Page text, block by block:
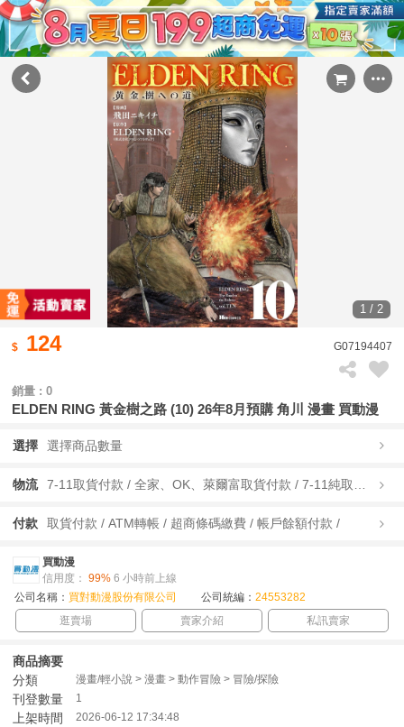
1 / 2
124 G07194407
銷量 : 0
ELDEN RING 黃金樹之路 (10) 26年8月預購 角川 漫畫 買動漫
選擇 選擇商品數量
物流
付款 取貨付款 / ATM轉帳 / 超商條碼繳費 / 帳戶餘額付款 /
買動漫
信用度： 99% 6 小時前上線
公司名稱： 買對動漫股份有限公司 公司統編： 24553282
逛賣場
賣家介紹 私訊賣家
商品摘要
分類
漫畫/輕小說 > 漫畫 > 動作冒險 > 冒險/探險
刊登數量 1
上架時間 2026-06-12 17:34:48